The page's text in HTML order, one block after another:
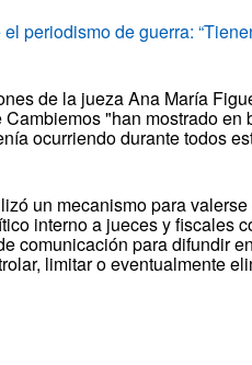
periodismo de guerra:
de la jueza Ana María
"han mostrado en
ocurriendo durante todos
un mecanismo para
interno a jueces y fiscales
comunicación para difundir
limitar o eventualmente